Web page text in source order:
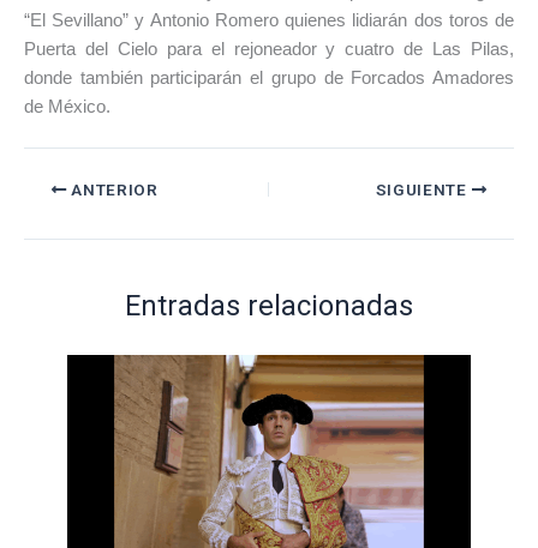
“El Sevillano” y Antonio Romero quienes lidiarán dos toros de
Puerta del Cielo para el rejoneador y cuatro de Las Pilas,
donde también participarán el grupo de Forcados Amadores
de México.
ANTERIOR SIGUIENTE
Entradas relacionadas